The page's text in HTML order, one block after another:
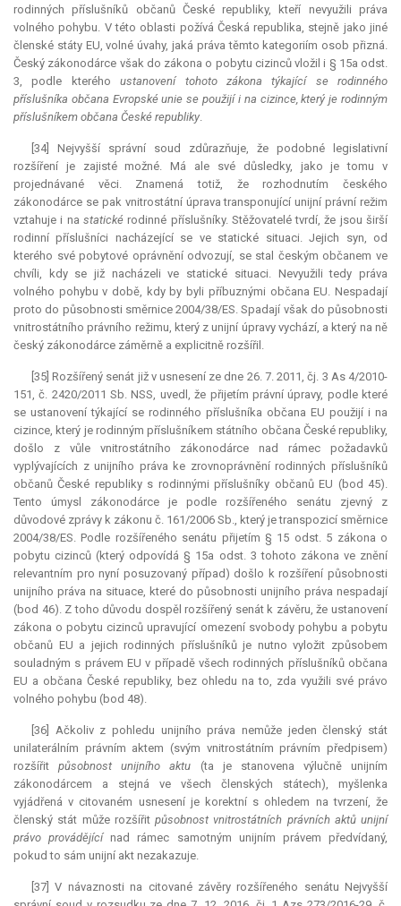
rodinných příslušníků občanů České republiky, kteří nevyužili práva
volného pohybu. V této oblasti požívá Česká republika, stejně jako jiné
členské státy EU, volné úvahy, jaká práva těmto kategoriím osob přizná.
Český zákonodárce však do zákona o pobytu cizinců vložil i § 15a odst.
3, podle kteréhoustanovení tohoto zákona týkající se rodinného
příslušníka občana Evropské unie se použijí i na cizince, který je rodinným
příslušníkem občana České republiky.
[34] Nejvyšší správní soud zdůrazňuje, že podobné legislativní
rozšíření je zajisté možné. Má ale své důsledky, jako je tomu v
projednávané věci. Znamená totiž, že rozhodnutím českého
zákonodárce se pak vnitrostátní úprava transponující unijní právní režim
vztahuje i na statickérodinné příslušníky. Stěžovatelé tvrdí, že jsou širší
rodinní příslušníci nacházející se ve statické situaci. Jejich syn, od
kterého své pobytové oprávnění odvozují, se stal českým občanem ve
chvíli, kdy se již nacházeli ve statické situaci. Nevyužili tedy práva
volného pohybu v době, kdy by byli příbuznými občana EU. Nespadají
proto do působnosti směrnice 2004/38/ES. Spadají však do působnosti
vnitrostátního právního režimu, který z unijní úpravy vychází, a který na ně
český zákonodárce záměrně a explicitně rozšířil.
[35] Rozšířený senát již v usnesení ze dne 26. 7. 2011, čj. 3 As 4/2010-
151, č. 2420/2011 Sb. NSS, uvedl, že přijetím právní úpravy, podle které
se ustanovení týkající se rodinného příslušníka občana EU použijí i na
cizince, který je rodinným příslušníkem státního občana České republiky,
došlo z vůle vnitrostátního zákonodárce nad rámec požadavků
vyplývajících z unijního práva ke zrovnoprávnění rodinných příslušníků
občanů České republiky s rodinnými příslušníky občanů EU (bod 45).
Tento úmysl zákonodárce je podle rozšířeného senátu zjevný z
důvodové zprávy k zákonu č. 161/2006 Sb., který je transpozicí směrnice
2004/38/ES. Podle rozšířeného senátu přijetím § 15 odst. 5 zákona o
pobytu cizinců (který odpovídá § 15a odst. 3 tohoto zákona ve znění
relevantním pro nyní posuzovaný případ) došlo k rozšíření působnosti
unijního práva na situace, které do působnosti unijního práva nespadají
(bod 46). Z toho důvodu dospěl rozšířený senát k závěru, že ustanovení
zákona o pobytu cizinců upravující omezení svobody pohybu a pobytu
občanů EU a jejich rodinných příslušníků je nutno vyložit způsobem
souladným s právem EU v případě všech rodinných příslušníků občana
EU a občana České republiky, bez ohledu na to, zda využili své právo
volného pohybu (bod 48).
[36] Ačkoliv z pohledu unijního práva nemůže jeden členský stát
unilaterálním právním aktem (svým vnitrostátním právním předpisem)
rozšířitpůsobnost unijního aktu (ta je stanovena výlučně unijním
zákonodárcem a stejná ve všech členských státech), myšlenka
vyjádřená v citovaném usnesení je korektní s ohledem na tvrzení, že
členský stát může rozšířit působnost vnitrostátních právních aktů unijní
právo provádějícínad rámec samotným unijním právem předvídaný,
pokud to sám unijní akt nezakazuje.
[37] V návaznosti na citované závěry rozšířeného senátu Nejvyšší